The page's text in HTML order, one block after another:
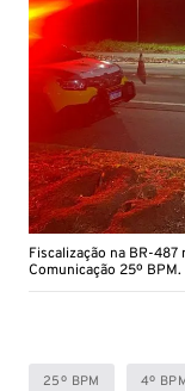
Fiscalização na BR-
Comunicação 25º BPM.
25º BPM 4º